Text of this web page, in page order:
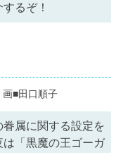
るぞ！
■田口順子
眷属に関する設定を
「黒魔の王ゴーガ